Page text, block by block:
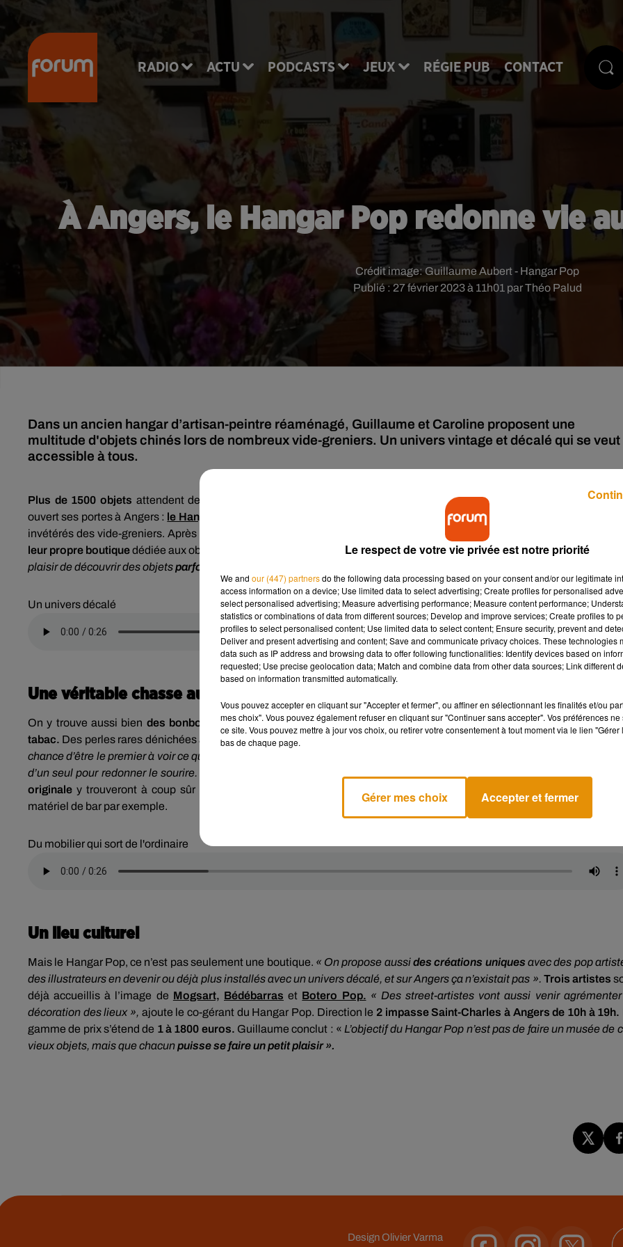
RADIO ACTU PODCASTS JEUX RÉGIE PUB CONTACT
À Angers, le Hangar Pop redonne vie
Publié : 27 février 2023 à 11h01 par Théo Palud
Crédit image:Guillaume Aubert - Hangar Pop
Dans un ancien hangar d’artisan-peintre réaménagé, Guillaume et Caroline proposent une
multitude d'objets chinés lors de nombreux vide-greniers. Un univers vintage et décalé qui se veut
accessible à tous.
Plus de 1500 objets attendent de trouver preneur.
Depuis le 10 février, un nouveau rendez-vous destiné aux
ouvert ses portes à Angers : le Hangar Pop.
À sa tête Guillaume Aubert et sa compagne Caroline Méreau, deux
invétérés des vide-greniers. Après avoir chiné dans de nombreux endroits, ils ont décidé
« d’unir leurs forces »
leur propre boutiquedédiée aux objets anciens. « C’est un universcomplètement décalé,vintage style années 80 où on a
plaisir de découvrir des objetsparfois hors du temps,
Un univers décalé
Une véritable chasse au trésor
On y trouve aussi bien des bonbons Frizzy Pazzyqu’un ancien fauteuil de gynécologue en passant parune carotte
tabac. Des perles rares dénichéesaprès des heures et des heures
chance d’être le premier à voir ce qu’il y a ». « C’est du temps passé à défaire tous les cartons,
d’un seul pour redonner le sourire. On adore ne pas savoir ce qu’on va trouver à l’avance ! ».
originale y trouveront à coup sûr leur bonheur avec du mobilier qui sort de l’ordinaire, entre panneaux de boucherie
matériel de bar par exemple.
Du mobilier qui sort de l'ordinaire
Un lieu culturel
Mais le Hangar Pop, ce n’est pas seulement une boutique. « On propose aussides créations uniques avec des pop
des illustrateurs en devenir ou déjà plus installés avec un univers décalé, et sur Angers ça n’existait pas ». Trois artistes
déjà accueillis à l’image de Mogsart, Bédébarras et Botero Pop. « Des street-artistes vont aussi venir
décoration des lieux », ajoute le co-gérant du Hangar Pop. Direction le 2 impasse Saint-Charles à Angers de 10h à 19h.
gamme de prix s’étend de 1 à 1800 euros. Guillaume conclut : « L’objectif du Hangar Pop n’est pas de faire un musée de
vieux objets, mais que chacunpuisse se faire un petit plaisir ».
DesignOlivier Varma
Le respect de votre vie privée est notre priorité
We and our (447) partnersdo the following data processing based on your consent and/or our legitimate
access information on a device; Use limited data to select advertising; Create profiles for personalised
select personalised advertising; Measure advertising performance; Measure content performance;
statistics or combinations of data from different sources; Develop and improve services; Create profiles to
profiles to select personalised content; Use limited data to select content; Ensure security, prevent and
Deliver and present advertising and content; Save and communicate privacy choices. These technologies
data such as IP address and browsing data to offer following functionalities: Identify devices based on
requested; Use precise geolocation data; Match and combine data from other data sources; Link different
based on information transmitted automatically.
Vous pouvez accepter en cliquant sur "Accepter et fermer", ou affiner en sélectionnant les finalités et/ou
mes choix". Vous pouvez également refuser en cliquant sur "Continuer sans accepter". Vos préférences
ce site. Vous pouvez mettre à jour vos choix, ou retirer votre consentement à tout moment via le lien
bas de chaque page.
Gérer mes choix Accepter et fermer